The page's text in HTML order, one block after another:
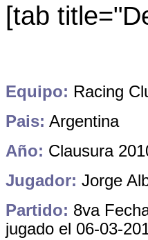
[tab
Equipo: Racing
Pais: Argentina
Año: Clausura
Jugador: Jorge
Partido: 8va
jugado el 06-03-